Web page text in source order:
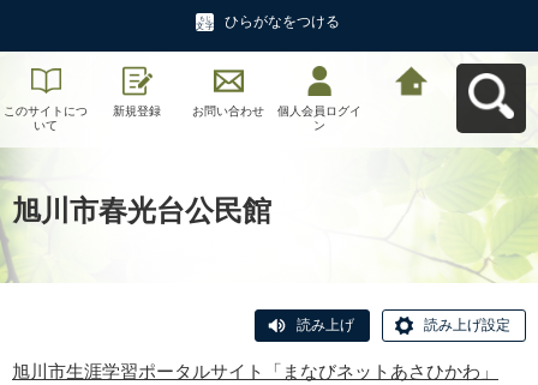
ひらがなをつける
このサイトにつ
いて
新規登録 お問い合わせ
個人会員ログイ
ン
旭川市春光台公民館
読み上げ 読み上げ設定
旭川市生涯学習ポータルサイト「まなびネットあさひかわ」